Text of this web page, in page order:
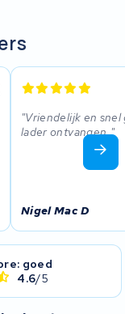
Vriendelijk en
lader ontvangen.
Nigel Mac D
goed
4.6/5